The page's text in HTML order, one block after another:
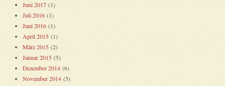
Juni 2017(1)
Juli 2016(1)
Juni 2016(1)
April 2015(1)
März 2015(2)
Januar 2015(5)
Dezember 2014(6)
November 2014(5)